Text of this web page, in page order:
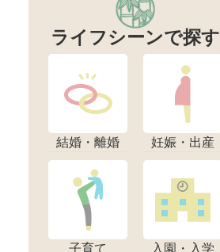
ライフシーンで探す
結婚・離婚 妊娠・出産
子育て 入園・入学